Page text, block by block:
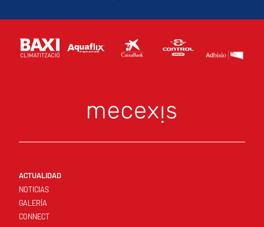
ACTUALIDAD
NOTICIAS
GALERÍA
CONNECT